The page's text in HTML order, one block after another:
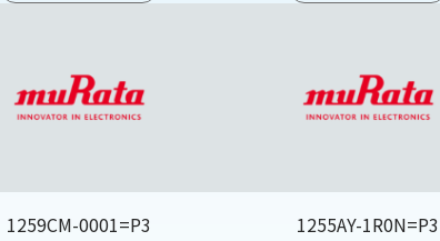
1259CM-0001=P3 1255AY-1R0N=P3